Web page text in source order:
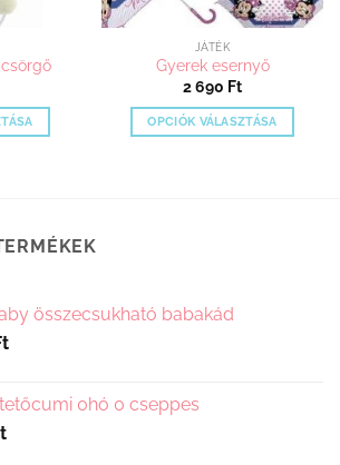
JÁTÉK
Gyerek esernyő
2 690 Ft
OPCIÓK VÁLASZTÁSA
változatok
összecsukható babakád
0hó 0 cseppes